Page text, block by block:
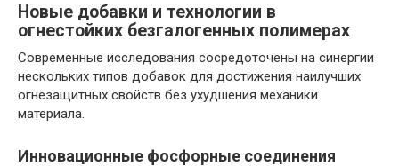
Новые добавки и технологии в
огнестойких безгалогенных полимерах
Современные исследования сосредоточены на синергии
нескольких типов добавок для достижения наилучших
огнезащитных свойств без ухудшения механики
материала.
Инновационные фосфорные соединения